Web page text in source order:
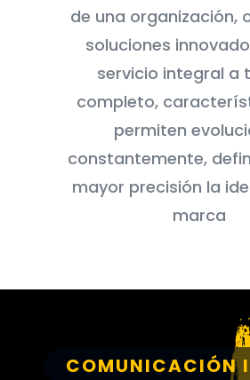
de una organización,
soluciones
servicio integral a
completo,
permiten
constantemente,
mayor precisión la
marca
COMUNICACIÓN